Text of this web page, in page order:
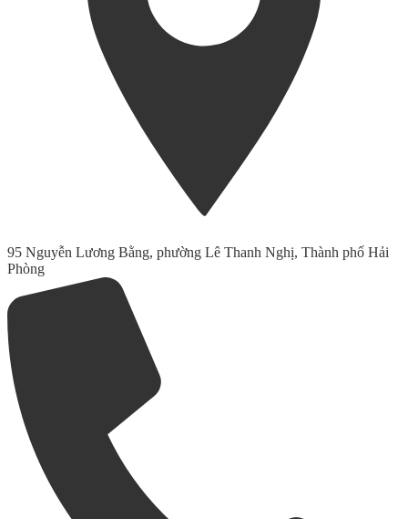
95 Nguyễn Lương Bằng, phường Lê Thanh Nghị, Thành phố Hải
Phòng